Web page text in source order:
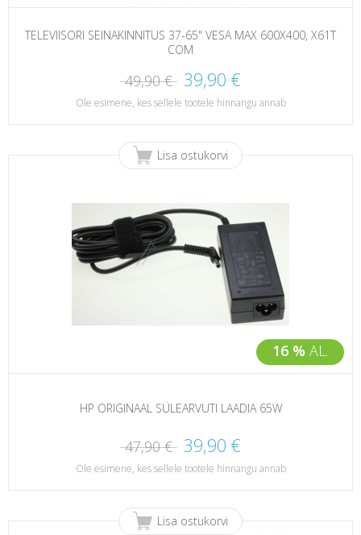
TELEVIISORI SEINAKINNITUS 37-65" VESA MAX 600X400, X61T
COM
49,90 € 39,90 €
Ole esimene, kes sellele tootele hinnangu annab
16 % AL.
Lisa ostukorvi
HP ORIGINAAL SÜLEARVUTI LAADIA 65W
47,90 € 39,90 €
Ole esimene, kes sellele tootele hinnangu annab
Lisa ostukorvi